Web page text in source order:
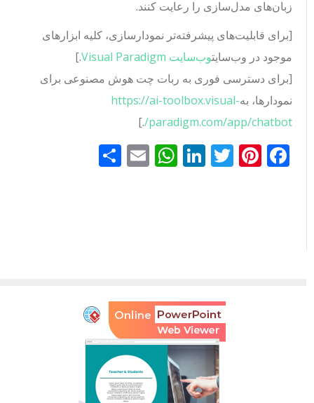
زبان‌های مدل‌سازی را رعایت کنند.
[برای قابلیت‌های پیشرفته‌تر نمودارسازی، کلیه ابزارهای
موجود در وب‌سایتوب‌سایت Visual Paradigm
.]
[برای دسترسی فوری به ربات چت هوش مصنوعی برای
نمودارها، بهhttps://ai-toolbox.visual-
paradigm.com/app/chatbot/
.]
Facebook
Pinterest
Twitter
LinkedIn
WhatsApp
Emailاشتراک